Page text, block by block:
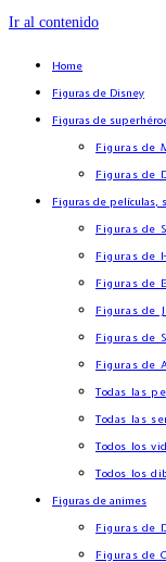
Ir al contenido
Home
Figuras de Disney
Figuras de
Figuras de
Figuras de
Figuras de películas,
Figuras de
Figuras de
Figuras de
Figuras de
Figuras de
Figuras de
Todas las
Todas las
Todos los
Todos los
Figuras de animes
Figuras de
Figuras de